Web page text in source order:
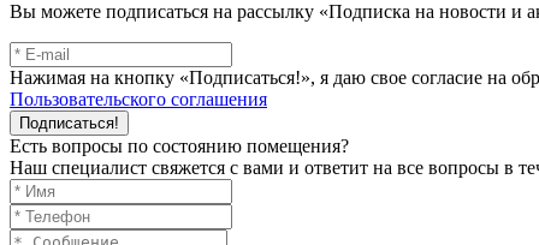
Вы можете подписаться на рассылку «Подписка на новости и
Нажимая на кнопку «Подписаться!», я даю свое согласие на
Пользовательского соглашения
Подписаться!
Есть вопросы по состоянию помещения?
Наш специалист свяжется с вами и ответит на все вопросы в